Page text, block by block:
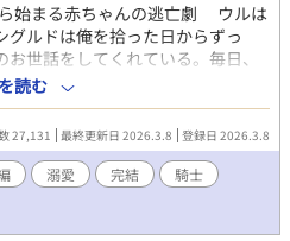
ら始まる赤ちゃんの逃亡劇 ウルは
ルドは俺を拾った日からずっ
世話をしてくれている。毎日、
でもある日ウルは気づく、「俺が
い！」 逃げる赤ちゃんと追いか
もだもだ追いかけっこ 溺愛モン
ちゃん騎士 戦闘描写あり、残酷
ッピーエンド、R18は※マーク
読む
27,131 最終更新日 2026.3.8 登録日 2026.3.8
溺愛 完結
騎士